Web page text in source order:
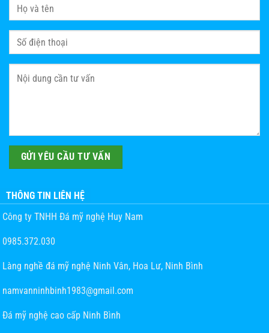
THÔNG TIN LIÊN HỆ
Công ty TNHH Đá mỹ nghệ Huy Nam
0985.372.030
Làng nghề đá mỹ nghệ Ninh Vân, Hoa Lư, Ninh Bình
namvanninhbinh1983@gmail.com
Đá mỹ nghệ cao cấp Ninh Bình